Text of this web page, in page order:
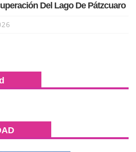
Del Lago De Pátzcuaro